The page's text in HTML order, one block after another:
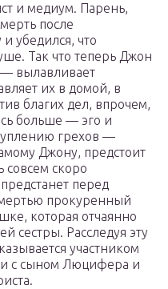
и медиум. Парень,
после
убедился, что
Так что теперь Джон
— вылавливает
их в домой, в
благих дел, впрочем,
больше — эго и
грехов —
Джону, предстоит
совсем скоро
перед
прокуренный
которая отчаянно
сестры. Расследуя эту
участником
с сыном Люцифера и